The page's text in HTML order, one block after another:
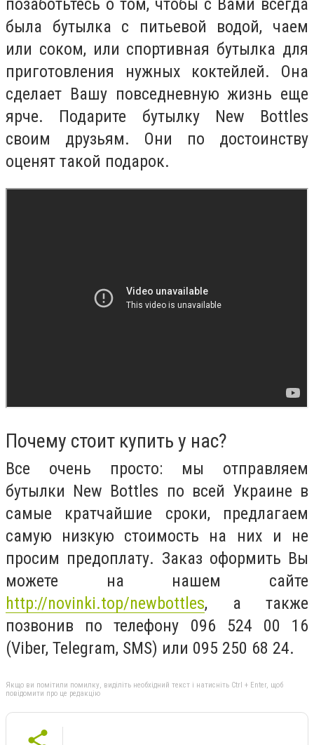
позаботьтесь о том, чтобы с Вами всегда
была бутылка с питьевой водой, чаем
или соком, или спортивная бутылка для
приготовления нужных коктейлей. Она
сделает Вашу повседневную жизнь еще
ярче. Подарите бутылку New Bottles
своим друзьям. Они по достоинству
оценят такой подарок.
Почему стоит купить у нас?
Все очень просто: мы отправляем
бутылки New Bottles по всей Украине в
самые кратчайшие сроки, предлагаем
самую низкую стоимость на них и не
просим предоплату. Заказ оформить Вы
можете на нашем сайте
http://novinki.top/newbottles, а также
позвонив по телефону 096 524 00 16
(Viber, Telegram, SMS) или 095 250 68 24.
Якщо ви помітили помилку, виділіть необхідний текст і натисніть Ctrl + Enter, щоб
повідомити про це редакцію